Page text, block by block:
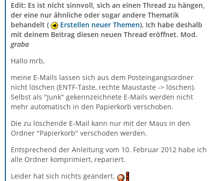
Edit: Es ist nicht sinnvoll, sich an einen Thread zu hängen,
der eine nur ähnliche oder sogar andere Thematik
behandelt (
Erstellen neuer Themen). Ich habe deshalb
mit deinem Beitrag diesen neuen Thread eröffnet. Mod.
graba
Hallo mrb,
meine E-Mails lassen sich aus dem Posteingangsordner
nicht löschen (ENTF-Taste, rechte Maustaste -> löschen).
Selbst als "Junk" gekennzeichnete E-Mails werden nicht
mehr automatisch in den Papierkorb verschoben.
Die zu löschende E-Mail kann nur mit der Maus in den
Ordner "Papierkorb" verschoden werden.
Entsprechend der Anleitung vom 10. Februar 2012 habe ich
alle Ordner komprimiert, repariert.
Leider hat sich nichts geändert.